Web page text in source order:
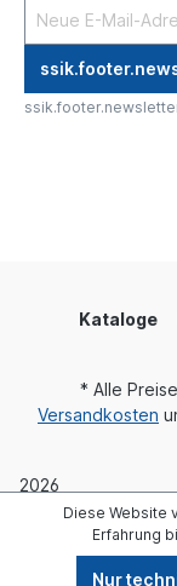
Kataloge
* Alle
Versandkosten
2026
Diese Website
Erfahrung
Nur